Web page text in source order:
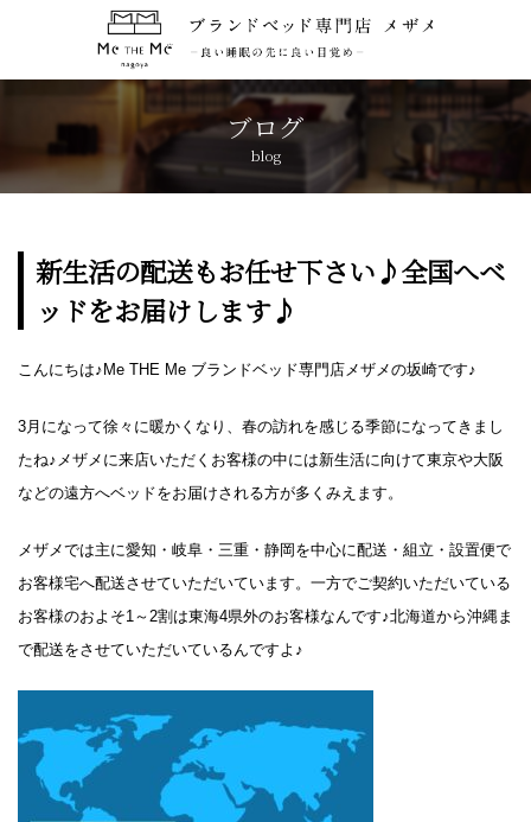
ブログ
blog
新生活の配送もお任せ下さい♪全国へベ
ッドをお届けします♪
こんにちは♪Me THE Me ブランドベッド専門店メザメの坂崎です♪
3月になって徐々に暖かくなり、春の訪れを感じる季節になってきまし
たね♪メザメに来店いただくお客様の中には新生活に向けて東京や大阪
などの遠方へベッドをお届けされる方が多くみえます。
メザメでは主に愛知・岐阜・三重・静岡を中心に配送・組立・設置便で
お客様宅へ配送させていただいています。一方でご契約いただいている
お客様のおよそ1～2割は東海4県外のお客様なんです♪北海道から沖縄ま
で配送をさせていただいているんですよ♪
トップページ TOP
CONCEPT
アクセス
ブログ BLOG